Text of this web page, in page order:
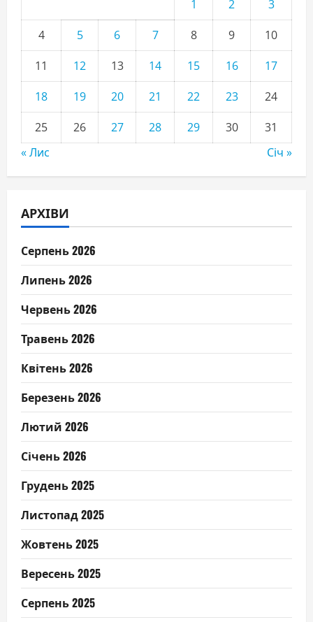
1 2
3
4
5 6 7 8 9
10
11
12 13 14 15 16
17
18
19 20 21 22 23
24
25
26 27 28 29 30
31
« Лис
Січ »
АРХІВИ
Серпень 2026
Липень 2026
Червень 2026
Травень 2026
Квітень 2026
Березень 2026
Лютий 2026
Січень 2026
Грудень 2025
Листопад 2025
Жовтень 2025
Вересень 2025
Серпень 2025